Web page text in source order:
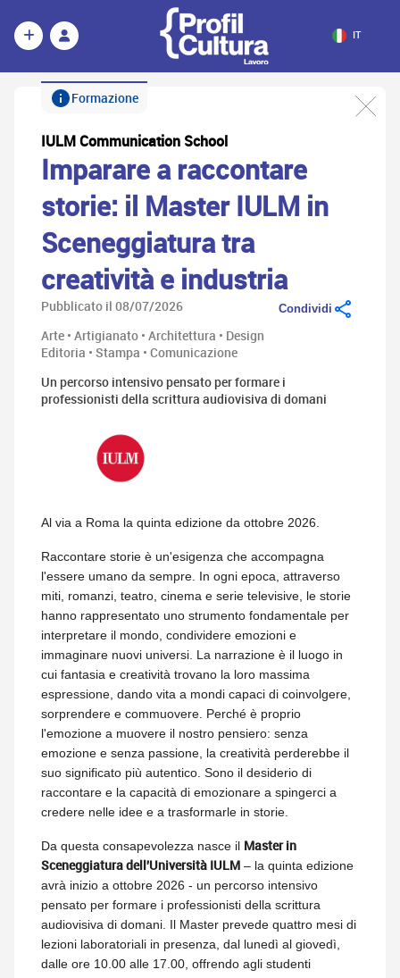
IT
Formazione
IULM Communication School
Imparare a raccontare
storie: il Master IULM in
Sceneggiatura tra
creatività e industria
Pubblicato il 08/07/2026
Arte • Artigianato • Architettura • Design
Editoria • Stampa • Comunicazione
Condividi
Un percorso intensivo pensato per formare i
professionisti della scrittura audiovisiva di domani
Al via a Roma la quinta edizione da ottobre 2026.
Raccontare storie è un'esigenza che accompagna
l'essere umano da sempre. In ogni epoca, attraverso
miti, romanzi, teatro, cinema e serie televisive, le storie
hanno rappresentato uno strumento fondamentale per
interpretare il mondo, condividere emozioni e
immaginare nuovi universi. La narrazione è il luogo in
cui fantasia e creatività trovano la loro massima
espressione, dando vita a mondi capaci di coinvolgere,
sorprendere e commuovere. Perché è proprio
l'emozione a muovere il nostro pensiero: senza
emozione e senza passione, la creatività perderebbe il
suo significato più autentico. Sono il desiderio di
raccontare e la capacità di emozionare a spingerci a
credere nelle idee e a trasformarle in storie.
Da questa consapevolezza nasce il Master in
Sceneggiatura dell'Università IULM – la quinta edizione
avrà inizio a ottobre 2026 - un percorso intensivo
pensato per formare i professionisti della scrittura
audiovisiva di domani. Il Master prevede quattro mesi di
lezioni laboratoriali in presenza, dal lunedì al giovedì,
dalle ore 10.00 alle 17.00, offrendo agli studenti